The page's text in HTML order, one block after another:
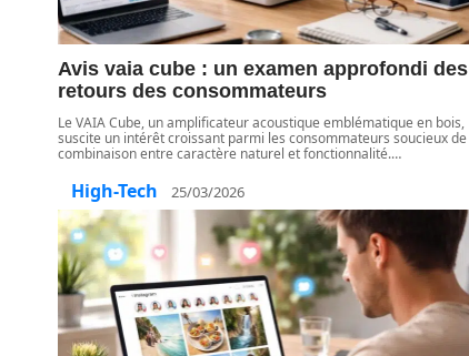
Avis vaia cube : un examen approfondi des
retours des consommateurs
Le VAIA Cube, un amplificateur acoustique emblématique en bois,
suscite un intérêt croissant parmi les consommateurs soucieux de
combinaison entre caractère naturel et fonctionnalité.…
High-Tech 25/03/2026